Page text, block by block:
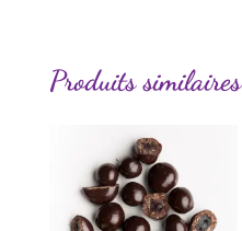
Produits similaires